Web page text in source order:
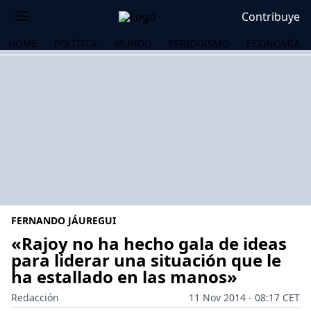
Contribuye
HOME POLÍTICA MUNDO PERIODISMO ECONOMÍA
FERNANDO JÁUREGUI
«Rajoy no ha hecho gala de ideas
para liderar una situación que le
ha estallado en las manos»
Redacción
11 Nov 2014 - 08:17 CET